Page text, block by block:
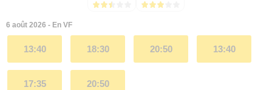
6 août 2026 - En VF
13:40 18:30 20:50 13:40
17:35 20:50